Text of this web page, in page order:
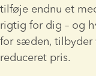
tilføje endnu et
rigtig for dig – og
for sæden, tilbyder
reduceret pris.